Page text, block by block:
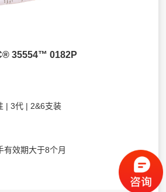
35554™ 0182P
| 3代 | 2&6支装
有效期大于8个月